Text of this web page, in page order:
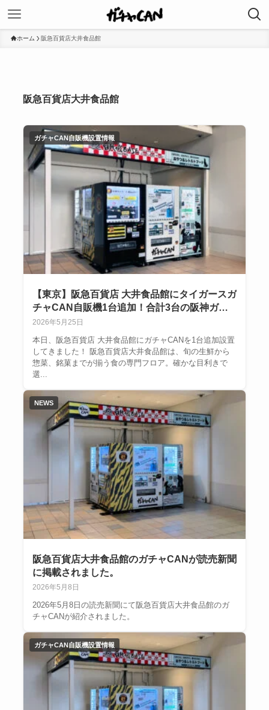
ホーム 阪急百貨店大井食品館
阪急百貨店大井食品館
ガチャCAN自販機設置情報
【東京】阪急百貨店 大井食品館にタイガースガ
チャCAN自販機1台追加！合計3台の阪神ガチ
ャCANで展開！
2026年5月25日
本日、阪急百貨店 大井食品館にガチャCANを1台追加設置
してきました！ 阪急百貨店大井食品館は、旬の生鮮から
惣菜、銘菓までが揃う食の専門フロア。確かな目利きで
選...
NEWS
阪急百貨店大井食品館のガチャCANが読売新聞
に掲載されました。
2026年5月8日
2026年5月8日の読売新聞にて阪急百貨店大井食品館のガ
チャCANが紹介されました。
ガチャCAN自販機設置情報